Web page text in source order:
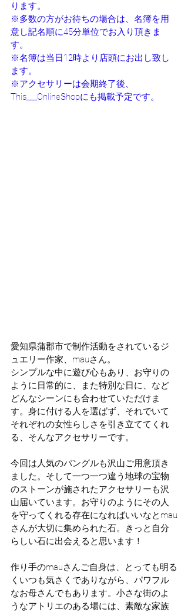
ります。
※多数の方がお待ちの場合は、名簿を用
意し記名順に45分単位でお入り頂きま
す。
※名簿は当日12時より店頭にお出し致し
ます。
※アクセサリーは会期終了後、
This___OnlineShopにも掲載予定です。
愛知県蒲郡市で制作活動をされているジ
ュエリー作家、mauさん。
シンプルな中に遊び心もあり、お守りの
ように日常的に、また特別な日に、など
どんなシーンにも合わせていただけま
す。身に付ける人を選ばず、それでいて
それぞれの女性らしさを引き立ててくれ
る、そんなアクセサリーです。
今回は人気のバングルも沢山ご用意頂き
ました。そして一つ一つ違う地球の宝物
のストーンが施されたアクセサリーも沢
山届いています。お守りのようにその人
を守ってくれる存在になればいいなとmau
さんが大切に集められた石。きっと自分
らしい石に出会えると思います！
作り手のmauさんご自身は、とっても明る
くいつも気さくでありながら、パワフル
なお母さんでもあります。小さな街のよ
うなアトリエのある場には、素敵な家族